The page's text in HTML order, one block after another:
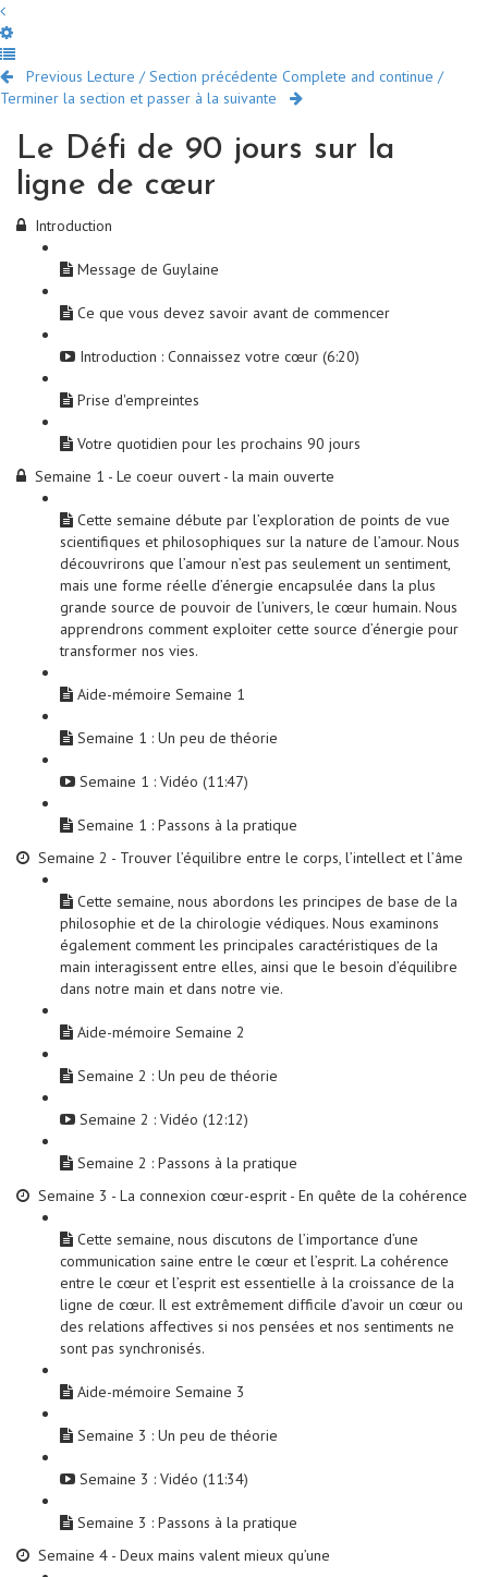
Previous Lecture / Section précédente Complete and continue /
Terminer la section et passer à la suivante
Le Défi de 90 jours sur la
ligne de cœur
Introduction
Message de Guylaine
Ce que vous devez savoir avant de commencer
Introduction : Connaissez votre cœur (6:20)
Prise d'empreintes
Votre quotidien pour les prochains 90 jours
Semaine 1 - Le coeur ouvert - la main ouverte
Cette semaine débute par l’exploration de points de vue
scientifiques et philosophiques sur la nature de l’amour. Nous
découvrirons que l’amour n’est pas seulement un sentiment,
mais une forme réelle d’énergie encapsulée dans la plus
grande source de pouvoir de l’univers, le cœur humain. Nous
apprendrons comment exploiter cette source d’énergie pour
transformer nos vies.
Aide-mémoire Semaine 1
Semaine 1 : Un peu de théorie
Semaine 1 : Vidéo (11:47)
Semaine 1 : Passons à la pratique
Semaine 2 - Trouver l’équilibre entre le corps, l’intellect et l’âme
Cette semaine, nous abordons les principes de base de la
philosophie et de la chirologie védiques. Nous examinons
également comment les principales caractéristiques de la
main interagissent entre elles, ainsi que le besoin d’équilibre
dans notre main et dans notre vie.
Aide-mémoire Semaine 2
Semaine 2 : Un peu de théorie
Semaine 2 : Vidéo (12:12)
Semaine 2 : Passons à la pratique
Semaine 3 - La connexion cœur-esprit - En quête de la cohérence
Cette semaine, nous discutons de l’importance d’une
communication saine entre le cœur et l’esprit. La cohérence
entre le cœur et l’esprit est essentielle à la croissance de la
ligne de cœur. Il est extrêmement difficile d’avoir un cœur ou
des relations affectives si nos pensées et nos sentiments ne
sont pas synchronisés.
Aide-mémoire Semaine 3
Semaine 3 : Un peu de théorie
Semaine 3 : Vidéo (11:34)
Semaine 3 : Passons à la pratique
Semaine 4 - Deux mains valent mieux qu’une